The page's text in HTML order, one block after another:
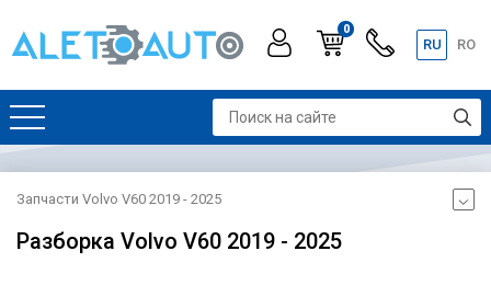
0
RU RO
Запчасти Volvo V60 2019 - 2025
Разборка Volvo V60 2019 - 2025